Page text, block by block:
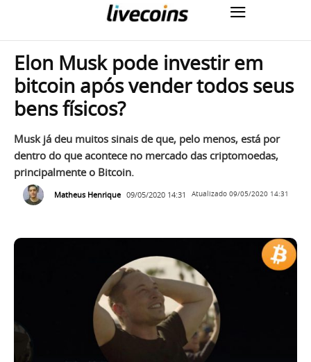
Elon Musk pode investir em
bitcoin após vender todos seus
bens físicos?
Musk já deu muitos sinais de que, pelo menos, está por
dentro do que acontece no mercado das criptomoedas,
principalmente o Bitcoin.
Matheus Henrique 09/05/2020 14:31 Atualizado 09/05/2020 14:31